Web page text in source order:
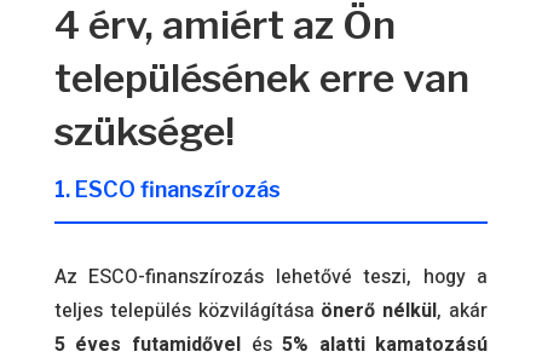
4 érv, amiért az Ön
településének erre van
szüksége!
1. ESCO finanszírozás
Az ESCO-finanszírozás lehetővé teszi, hogy a
teljes település közvilágítása önerő nélkül, akár
5 éves futamidővelés5% alatti kamatozású